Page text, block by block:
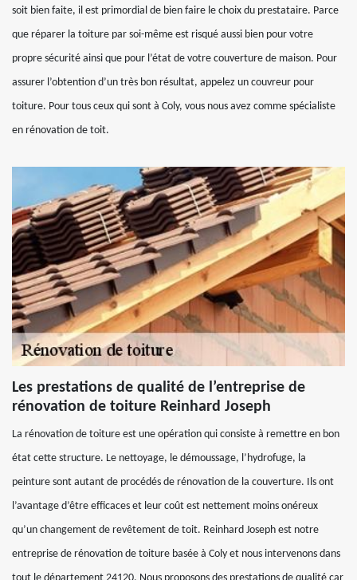
soit bien faite, il est primordial de bien faire le choix du prestataire. Parce
que réparer la toiture par soi-même est risqué aussi bien pour votre
propre sécurité ainsi que pour l’état de votre couverture de maison. Pour
assurer l’obtention d’un très bon résultat, appelez un couvreur pour
toiture. Pour tous ceux qui sont à Coly, vous nous avez comme spécialiste
en rénovation de toit.
Les prestations de qualité de l’entreprise de
rénovation de toiture Reinhard Joseph
La rénovation de toiture est une opération qui consiste à remettre en bon
état cette structure. Le nettoyage, le démoussage, l’hydrofuge, la
peinture sont autant de procédés de rénovation de la couverture. Ils ont
l’avantage d’être efficaces et leur coût est nettement moins onéreux
qu’un changement de revêtement de toit. Reinhard Joseph est notre
entreprise de rénovation de toiture basée à Coly et nous intervenons dans